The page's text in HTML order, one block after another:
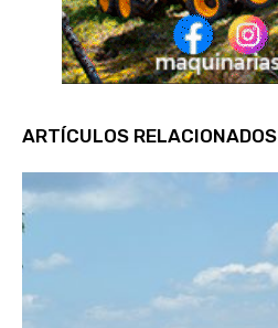
ARTÍCULOS RELACIONADOS